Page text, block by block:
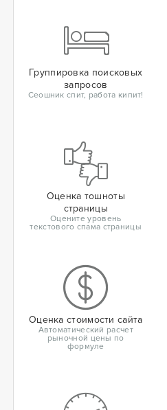
Группировка поисковых
запросов
Сеошник спит, работа кипит!
Оценка тошноты
страницы
Оцените уровень
текстового спама страницы
Оценка стоимости сайта
Автоматический расчет
рыночной цены по
формуле